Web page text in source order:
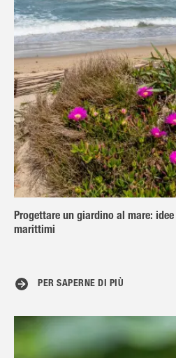
Progettare un giardino al mare:
marittimi
PER SAPERNE DI PIÙ